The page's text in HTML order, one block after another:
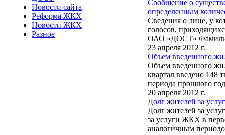
Новости сайта
Реформа ЖКХ
Новости ЖКХ
Разное
Сообщение о
определенным
Сведения о лице, у
голосов,
ОАО «ДОСТ»
23 апреля 2012 г.
Объем введенного
Объем введенного
квартал введено 148
периода прошлого
20 апреля 2012 г.
Долг жителей за
Долг жителей за
за услуги ЖКХ в
аналогичным